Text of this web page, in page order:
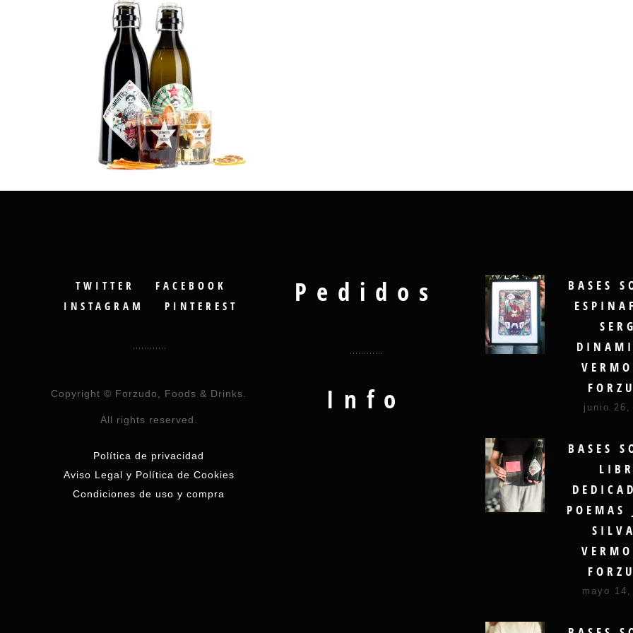
TWITTER
FACEBOOK
INSTAGRAM
PINTEREST
Copyright © Forzudo, Foods & Drinks.
All rights reserved.
Política de privacidad
Aviso Legal y Política de Cookies
Condiciones de uso y compra
Pedidos
Info
BASES
junio 26,
BASES
POEMAS
mayo 14,